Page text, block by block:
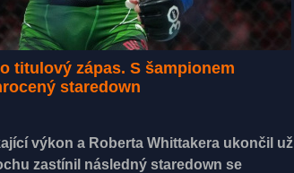
titulový zápas. S šampionem
staredown
výkon a Roberta Whittakera ukončil už
zastínil následný staredown se